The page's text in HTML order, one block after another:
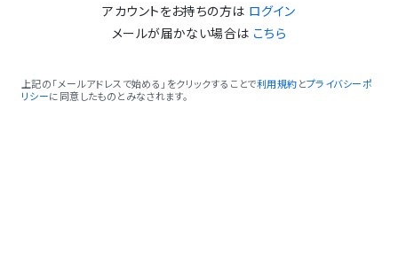
アカウントをお持ちの方は ログイン
メールが届かない場合は こちら
上記の「メールアドレスで始める」をクリックすることで利用規約 とプライバシーポ
リシーに同意したものとみなされます。